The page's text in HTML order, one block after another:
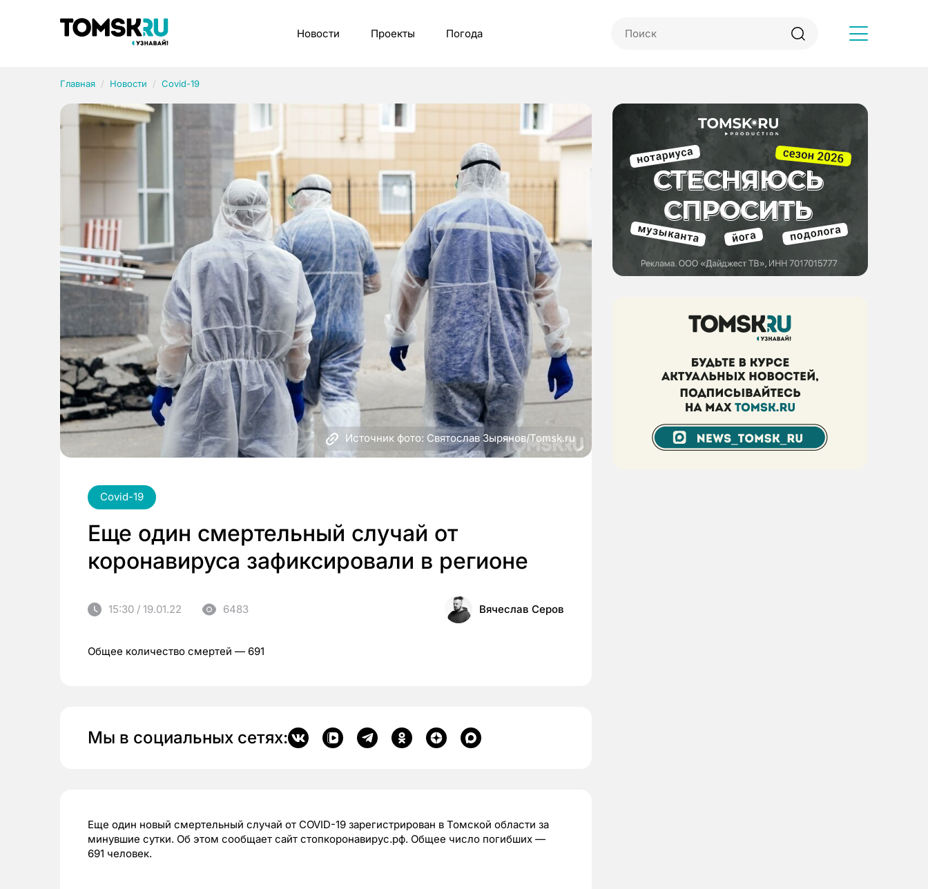
Новости Проекты Погода
Главная Новости Covid-19
Источник фото: Святослав Зырянов/Tomsk.ru
Covid-19
Еще один смертельный случай от
коронавируса зафиксировали в регионе
15:30 / 19.01.22 6483 Вячеслав Серов
Общее количество смертей — 691
Мы в социальных сетях:
Еще один новый смертельный случай от COVID-19 зарегистрирован в Томской области за
минувшие сутки. Об этом сообщает сайт стопкоронавирус.рф. Общее число погибших —
691 человек.
Рубрики